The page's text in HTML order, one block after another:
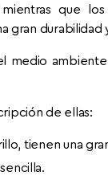
que los
gran durabilidad
medio
de ellas:
tienen una